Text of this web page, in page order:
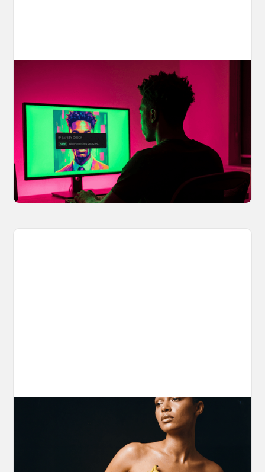
Your AI Creations, Protected: How
OpenArt's IP Safety Check Keeps
Creators Safe
You made something you love, but is it safe to
share? OpenArt's IP Safety Check, powered
by CopySight, lets you scan your creations for
potential IP issues before they leave your
hands.
April 2, 2026
The Nano Banana 2 Handbook
Brian from Litany of Ignition gives a hands-on
breakdown of what Gemini 2.0 Flash Image
can actually do, with the prompts to prove it.